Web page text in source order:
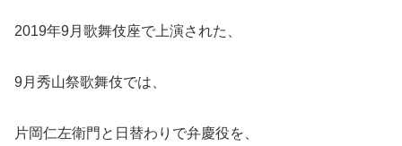
2019年9月歌舞伎座で上演された、
9月秀山祭歌舞伎では、
片岡仁左衛門と日替わりで弁慶役を、